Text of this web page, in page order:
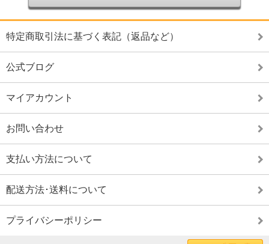
特定商取引法に基づく表記（返品など）
公式ブログ
マイアカウント
お問い合わせ
支払い方法について
配送方法･送料について
プライバシーポリシー